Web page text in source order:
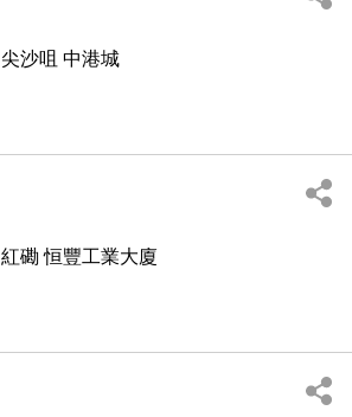
尖沙咀 中港城
紅磡 恒豐工業大廈